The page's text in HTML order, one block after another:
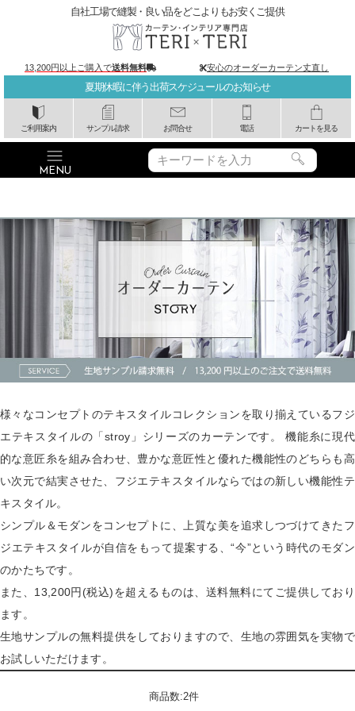
夏期休暇に伴う出荷スケジュールのお知らせ
ご利用案内 サンプル請求 お問合せ 電話 カートを見る
自社工場で縫製・良い品をどこよりもお安くご提供
13,200円以上ご購入で送料無料 安心のオーダーカーテン丈直し
様々なコンセプトのテキスタイルコレクションを取り揃えているフジ
エテキスタイルの「stroy」シリーズのカーテンです。 機能糸に現代
的な意匠糸を組み合わせ、豊かな意匠性と優れた機能性のどちらも高
い次元で結実させた、フジエテキスタイルならではの新しい機能性テ
キスタイル。
シンプル＆モダンをコンセプトに、上質な美を追求しつづけてきたフ
ジエテキスタイルが自信をもって提案する、“今”という時代のモダン
のかたちです。
また、13,200円(税込)を超えるものは、送料無料にてご提供しており
ます。
生地サンプルの無料提供をしておりますので、生地の雰囲気を実物で
お試しいただけます。
商品数:2件